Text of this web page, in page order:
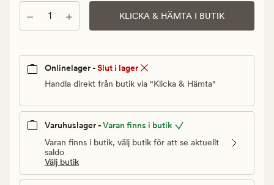
799,90
kr
Antal KLICKA & HÄMTA I BUTIK
Onlinelager -Slut i lager
Handla direkt från butik via "Klicka & Hämta"
Varuhuslager -Varan finns i butik
Varan finns i butik, välj butik för att se aktuellt
saldo
Välj butik